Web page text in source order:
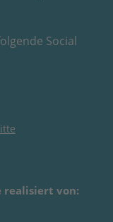
Social
realisiert von: